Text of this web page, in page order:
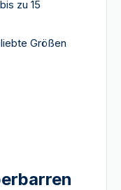
zu 15
Größen